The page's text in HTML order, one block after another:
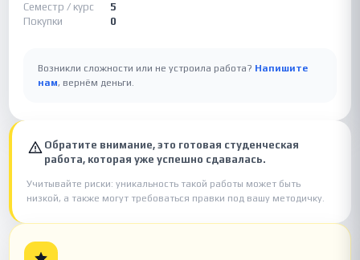
Семестр / курс
5
Покупки
0
Возникли сложности или не устроила работа? Напишите
нам, вернём деньги.
Обратите внимание, это готовая студенческая
работа, которая уже успешно сдавалась.
Учитывайте риски: уникальность такой работы может быть
низкой, а также могут требоваться правки под вашу методичку.